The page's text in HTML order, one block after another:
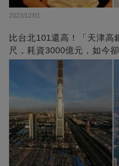
2023/12/01
比台北101還高！「天津高
尺，耗資3000億元，如今